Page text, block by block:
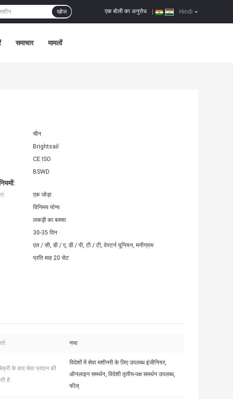
Hindi
एक बोली का अनुरोध
खोज
समाचार मामलों
चीन
Brightsail
CE ISO
BSWD
एक जोड़ा
विनिमय योग्य
लकड़ी का बक्सा
30-35 दिन
एल / सी, डी / ए, डी / पी, टी / टी, वेस्टर्न यूनियन, मनीग्राम
प्रति माह 20 सेट
नया
के बाद सेवा प्रदान की
है:
विदेशों में सेवा मशीनरी के लिए उपलब्ध इंजीनियर,
ऑनलाइन समर्थन, विदेशी तृतीय-पक्ष समर्थन उपलब्ध,
फील्